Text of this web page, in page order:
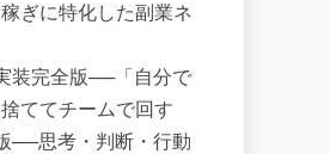
ぎに特化した副業ネ
装完全版──「自分で
ててチームで回す
──思考・判断・行動